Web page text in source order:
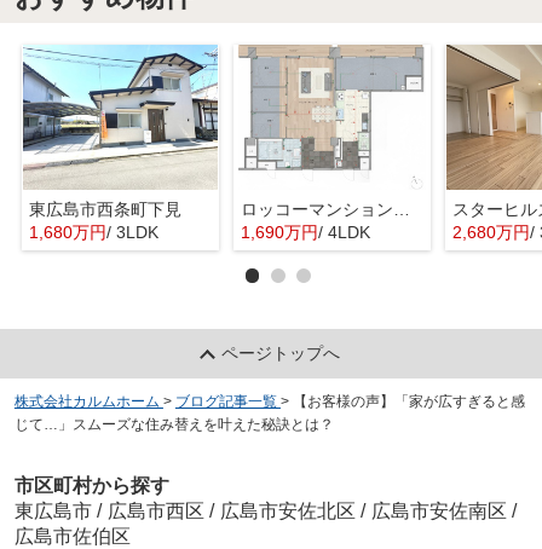
東広島市西条町下見
1,680万円/ 3LDK
1,690万円/ 4LDK
スターヒ
2,680万円/
ページトップへ
株式会社カルムホーム > ブログ記事一覧 >
【お客様の声】「家が広すぎると感
じて…」スムーズな住み替えを叶えた秘訣とは？
市区町村から探す
東広島市 / 広島市西区 / 広島市安佐北区 / 広島市安佐南区 /
広島市佐伯区